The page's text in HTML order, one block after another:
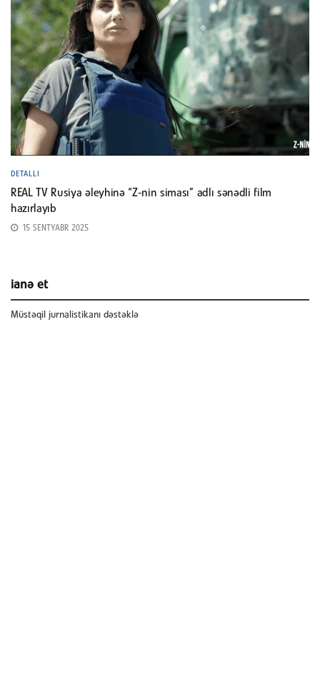
DETALLI
REAL TV Rusiya əleyhinə “Z-nin siması” adlı sənədli film
hazırlayıb
15 SENTYABR 2025
ianə et
Müstəqil jurnalistikanı dəstəklə